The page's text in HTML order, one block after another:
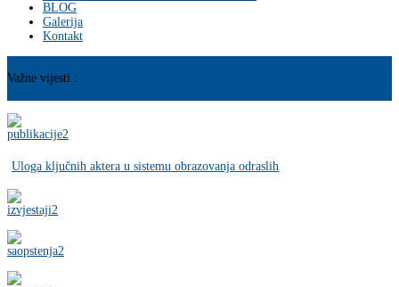
BLOG
Galerija
Kontakt
Važne vijesti :
Uloga ključnih aktera u sistemu obrazovanja odraslih